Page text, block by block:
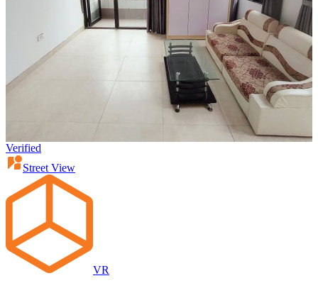
Verified
Street View
VR